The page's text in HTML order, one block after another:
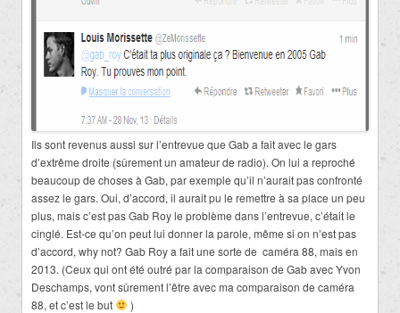
Ils sont revenus aussi sur l’entrevue que Gab a fait avec le gars
d’extrême droite (sûrement un amateur de radio). On lui a reproché
beaucoup de choses à Gab, par exemple qu’il n’aurait pas confronté
assez le gars. Oui, d’accord, il aurait pu le remettre à sa place un peu
plus, mais c’est pas Gab Roy le problème dans l’entrevue, c’était le
cinglé. Est-ce qu’on peut lui donner la parole, même si on n’est pas
d’accord, why not? Gab Roy a fait une sorte de caméra 88, mais en
2013. (Ceux qui ont été outré par la comparaison de Gab avec Yvon
Deschamps, vont sûrement l’être avec ma comparaison de caméra
88, et c’est le but
)